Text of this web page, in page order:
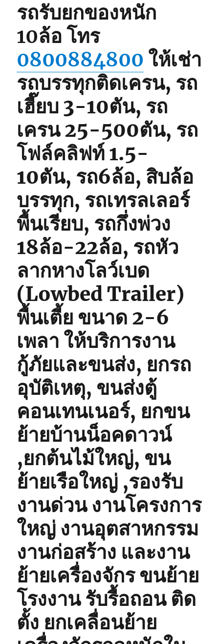
รถรับยกของหนัก
10ล้อ โทร
0800884800 ให้เช่า
รถบรรทุกติดเครน, รถ
เฮี๊ยบ 3-10ตัน, รถ
เครน 25-500ตัน, รถ
โฟล์คลิฟท์ 1.5-
10ตัน, รถ6ล้อ, สิบล้อ
บรรทุก, รถเทรลเลอร์
พื้นเรียบ, รถกึ่งพ่วง
18ล้อ-22ล้อ, รถหัว
ลากหางโลว์เบด
(Lowbed Trailer)
พื้นเตี้ย ขนาด 2-6
เพลา ให้บริการงาน
กู้ภัยและขนส่ง, ยกรถ
อุบัติเหตุ, ขนส่งตู้
คอนเทนเนอร์, ยกขน
ย้ายบ้านน็อคดาวน์
,ยกต้นไม้ใหญ่, ขน
ย้ายเรือใหญ่ ,รองรับ
งานด่วน งานโครงการ
ใหญ่ งานอุตสาหกรรม
งานก่อสร้าง และงาน
ย้ายเครื่องจักร ขนย้าย
โรงงาน รับรื้อถอน ติด
ตั้ง ยกเคลื่อนย้าย